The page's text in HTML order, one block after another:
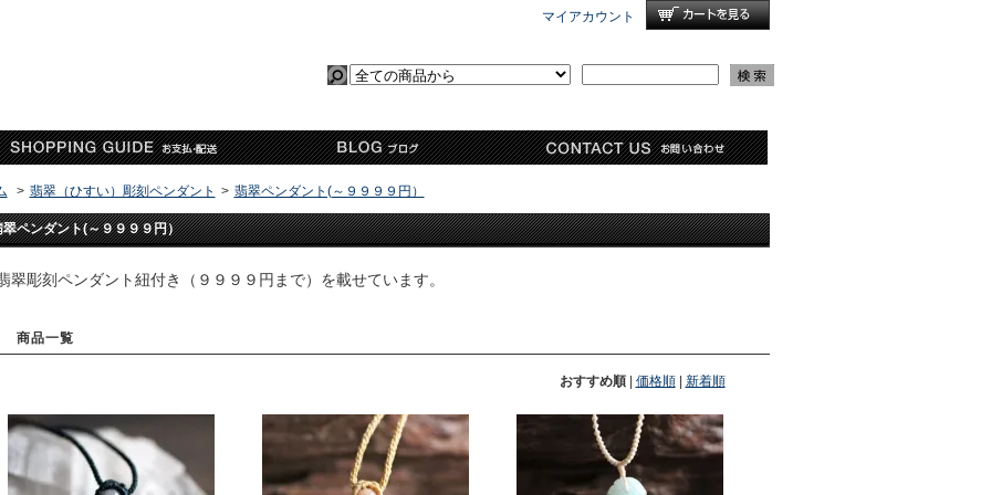
マイアカウント
> 翡翠（ひすい）彫刻ペンダント > 翡翠ペンダント(～９９９９円）
翠ペンダント(～９９９９円）
翠彫刻ペンダント紐付き（９９９９円まで）を載せています。
商品一覧
おすすめ順| 価格順| 新着順